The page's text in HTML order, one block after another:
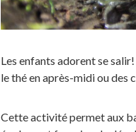
Les enfants adorent se
le thé en après-midi ou des
Cette activité permet aux